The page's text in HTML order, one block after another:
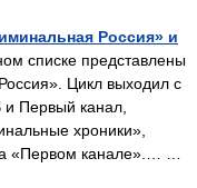
Россия» и
списке представлены
Цикл выходил с
Первый канал,
хроники»,
«Первом канале».… …